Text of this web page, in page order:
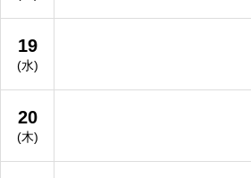
19
(水)
20
(木)